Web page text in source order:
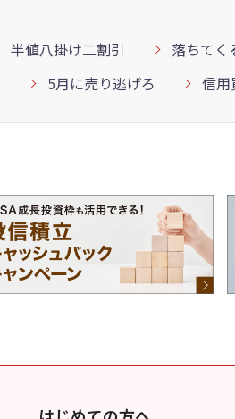
半値八掛け二割引
落ちてく
5月に売り逃げろ 信用